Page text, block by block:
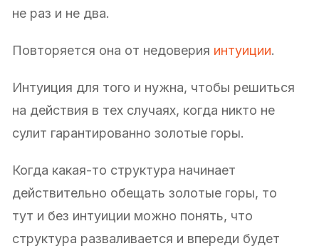
не раз и не два.
Повторяется она от недоверия интуиции.
Интуиция для того и нужна, чтобы решиться
на действия в тех случаях, когда никто не
сулит гарантированно золотые горы.
Когда какая-то структура начинает
действительно обещать золотые горы, то
тут и без интуиции можно понять, что
структура разваливается и впереди будет